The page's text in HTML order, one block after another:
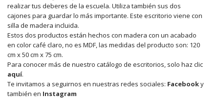
realizar tus deberes de la escuela. Utiliza también sus dos
cajones para guardar lo más importante. Este escritorio viene con
silla de madera incluida.
Estos dos productos están hechos con madera con un acabado
en color café claro, no es MDF, las medidas del producto son: 120
cm x 50 cm x 75 cm.
Para conocer más de nuestro catálogo de escritorios, solo haz clic
aquí.
Te invitamos a seguirnos en nuestras redes sociales: Facebooky
también en Instagram